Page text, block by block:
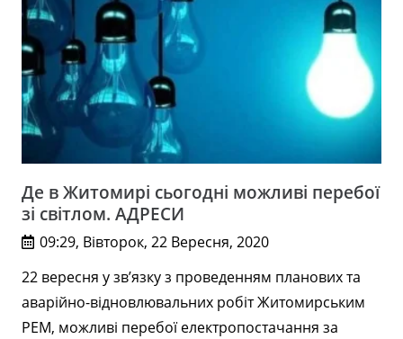
Де в Житомирі сьогодні можливі перебої
зі світлом. АДРЕСИ
09:29, Вівторок, 22 Вересня, 2020
22 вересня у зв’язку з проведенням планових та
аварійно-відновлювальних робіт Житомирським
РЕМ, можливі перебої електропостачання за